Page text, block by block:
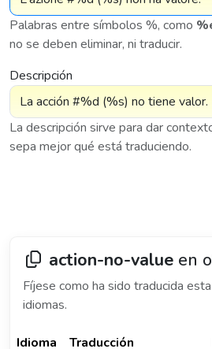
Palabras entre símbolos %, como
no se deben eliminar, ni traducir.
Descripción
La descripción sirve para dar
sepa mejor qué está traduciendo.
action-no-value en
Fíjese como ha sido traducida
idiomas.
Idioma Traducción